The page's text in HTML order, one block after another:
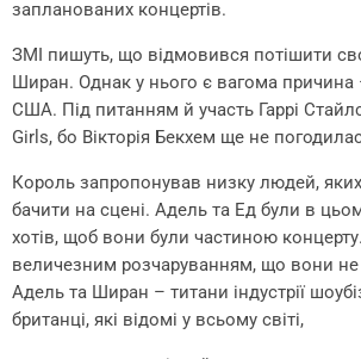
запланованих концертів.
ЗМІ пишуть, що відмовився потішити
Ширан. Однак у нього є вагома причина
США. Під питанням й участь Гаррі
Girls, бо Вікторія Бекхем ще не
Король запропонував низку людей, яких
бачити на сцені. Адель та Ед були в
хотів, щоб вони були частиною
величезним розчаруванням, що вони не
Адель та Ширан – титани індустрії
британці, які відомі у всьому світі,